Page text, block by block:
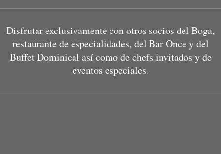
Disfrutar exclusivamente con otros socios del Boga,
restaurante de especialidades, del Bar Once y del
Buffet Dominical así como de chefs invitados y de
eventos especiales.